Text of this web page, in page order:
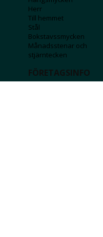
Herr
Till hemmet
Stål
Bokstavssmycken
Månadsstenar och
stjärntecken
FÖRETAGSINFO